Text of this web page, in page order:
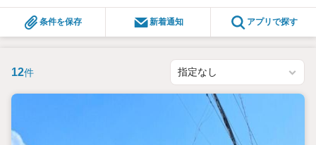
条件を保存 新着通知 アプリで探す
12件